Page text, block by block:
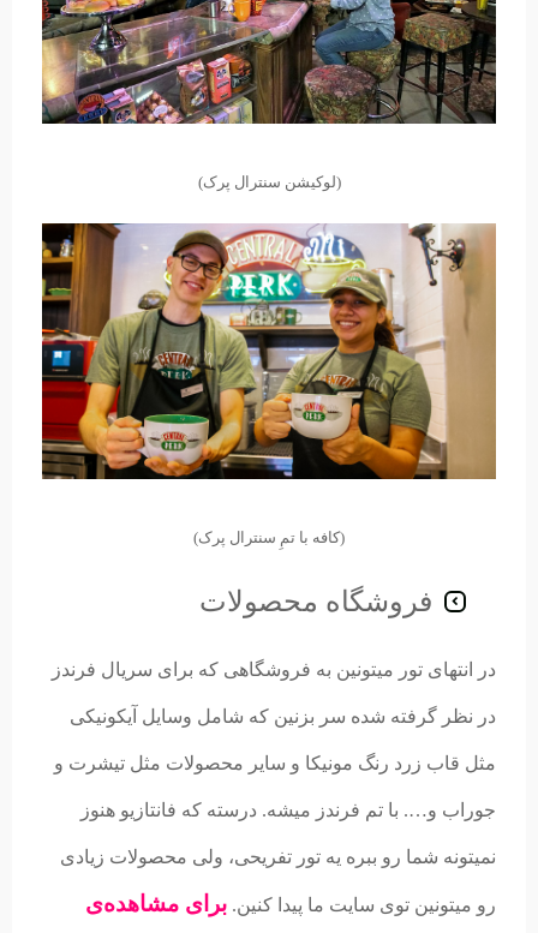
(لوکیشن سنترال پرک)
(کافه با تمِ سنترال پرک)
فروشگاه محصولات
در انتهای تور میتونین به فروشگاهی که برای سریال فرندز
در نظر گرفته شده سر بزنین که شامل وسایل آیکونیکی
مثل قاب زرد رنگ مونیکا و سایر محصولات مثل تیشرت و
جوراب و…. با تم فرندز میشه. درسته که فانتازیو هنوز
نمیتونه شما رو ببره یه تور تفریحی، ولی محصولات زیادی
رو میتونین توی سایت ما پیدا کنین. برای مشاهده‌ی